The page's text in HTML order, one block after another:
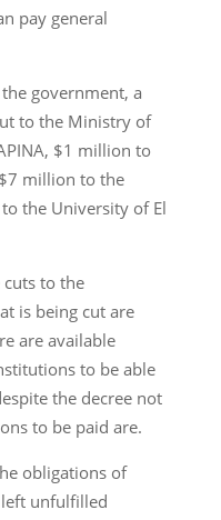
pay general
government, a
to the Ministry of
$1 million to
million to the
the University of El
to the
is being cut are
are available
to be able
the decree not
to be paid are.
obligations of
unfulfilled